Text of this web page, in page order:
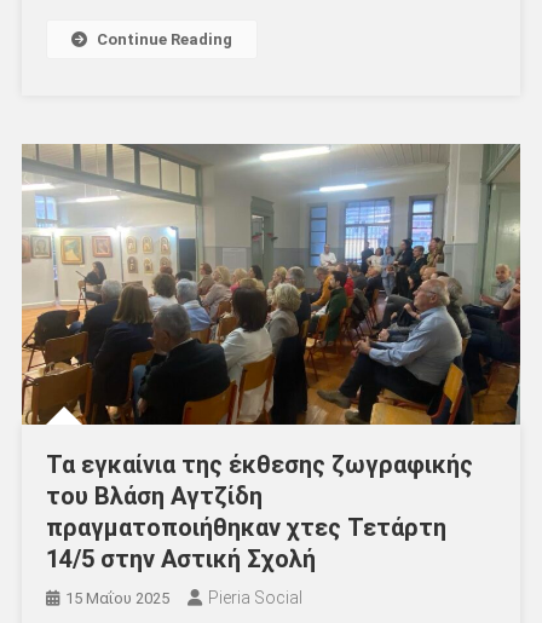
Continue Reading
Τα εγκαίνια της έκθεσης ζωγραφικής
του Βλάση Αγτζίδη
πραγματοποιήθηκαν χτες Τετάρτη
14/5 στην Αστική Σχολή
15 Μαΐου 2025 Pieria Social